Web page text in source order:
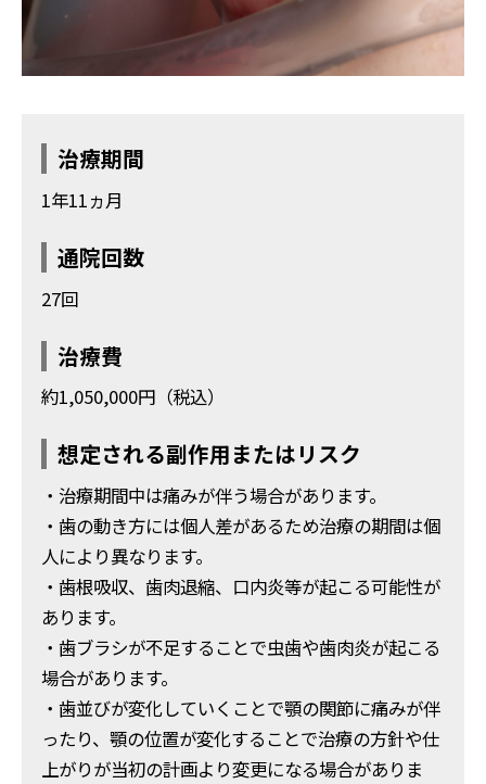
治療期間
1年11ヵ月
通院回数
27回
治療費
約1,050,000円（税込）
想定される副作用またはリスク
・治療期間中は痛みが伴う場合があります。
・歯の動き方には個人差があるため治療の期間は個
人により異なります。
・歯根吸収、歯肉退縮、口内炎等が起こる可能性が
あります。
・歯ブラシが不足することで虫歯や歯肉炎が起こる
場合があります。
・歯並びが変化していくことで顎の関節に痛みが伴
ったり、顎の位置が変化することで治療の方針や仕
上がりが当初の計画より変更になる場合がありま